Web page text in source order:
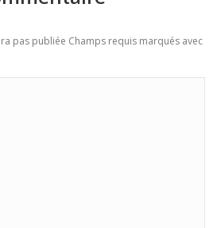
pas publiée Champs requis marqués avec